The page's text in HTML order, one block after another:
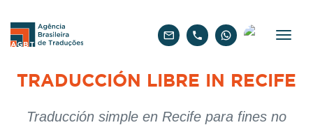
TRADUCCIÓN LIBRE IN RECIFE
Traducción simple en Recife para fines no